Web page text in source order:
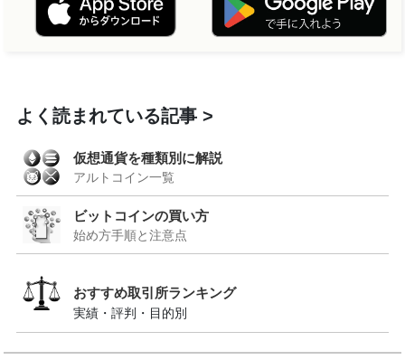
よく読まれている記事
仮想通貨を種類別に解説
アルトコイン一覧
ビットコインの買い方
始め方手順と注意点
おすすめ取引所ランキング
実績・評判・目的別